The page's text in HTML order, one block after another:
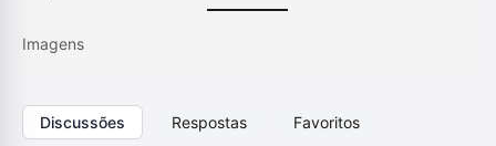
Imagens
Discussões Respostas Favoritos